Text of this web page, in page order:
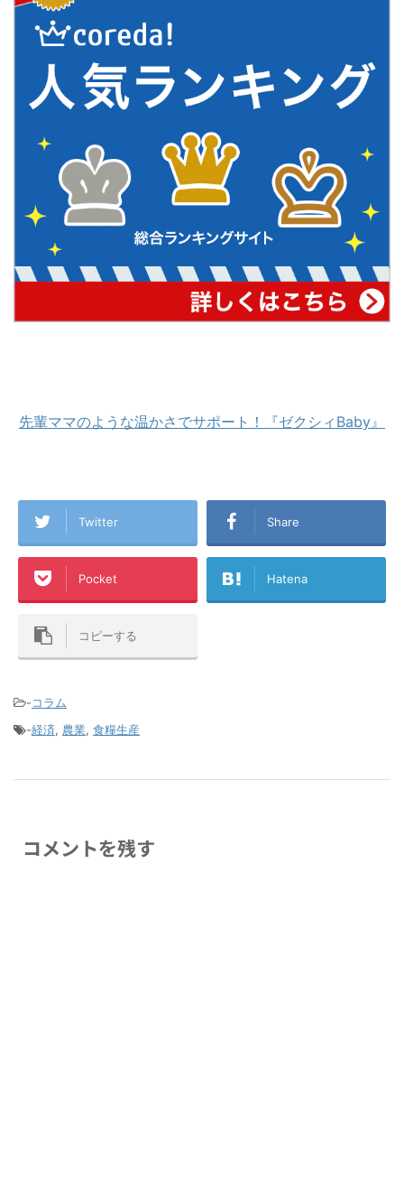
先輩ママのような温かさでサポート！『ゼクシィBaby』
Twitter Share
Pocket Hatena
コピーする
-コラム
-経済, 農業, 食糧生産
コメントを残す